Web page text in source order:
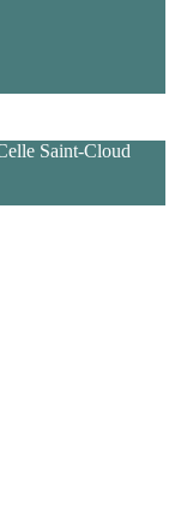
Saint-Cloud